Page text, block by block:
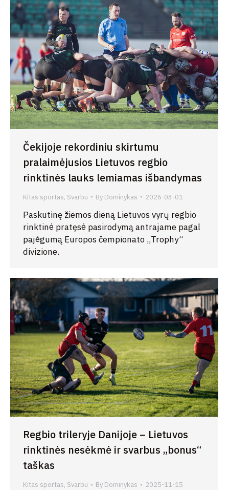
Čekijoje rekordiniu skirtumu
pralaimėjusios Lietuvos regbio
rinktinės lauks lemiamas išbandymas
Kitas sportas, Svarbu By Dominykas 2026-03-01
Paskutinę žiemos dieną Lietuvos vyrų regbio
rinktinė pratęsė pasirodymą antrajame pagal
pajėgumą Europos čempionato „Trophy“
divizione.
Regbio trileryje Danijoje – Lietuvos
rinktinės nesėkmė ir svarbus „bonus“
taškas
Kitas sportas, Svarbu By Dominykas 2025-11-15